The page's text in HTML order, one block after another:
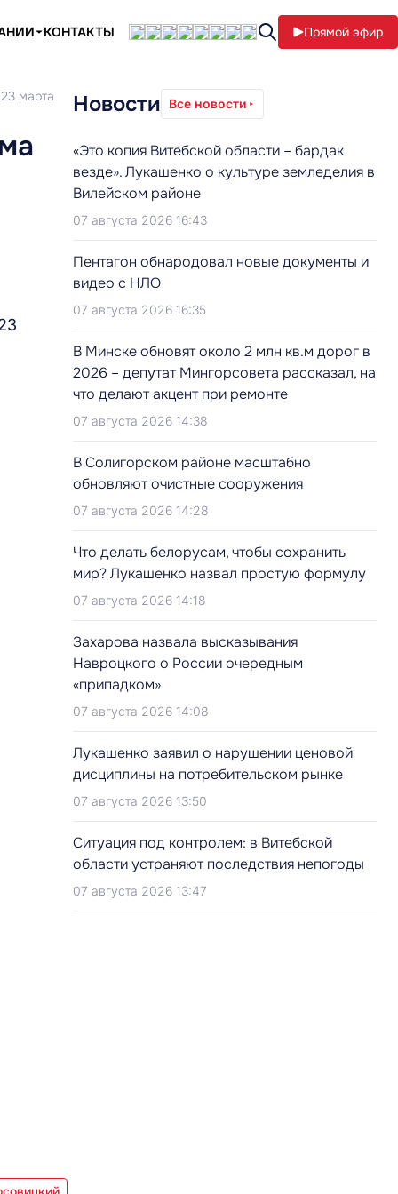
КОНТАКТЫ Прямой эфир
марта Новости Все новости
«Это копия Витебской области – бардак
везде». Лукашенко о культуре земледелия в
Вилейском районе
07 августа 2026 16:43
Пентагон обнародовал новые документы и
видео с НЛО
07 августа 2026 16:35
В Минске обновят около 2 млн кв.м дорог в
2026 – депутат Мингорсовета рассказал, на
что делают акцент при ремонте
07 августа 2026 14:38
В Солигорском районе масштабно
обновляют очистные сооружения
07 августа 2026 14:28
Что делать белорусам, чтобы сохранить
мир? Лукашенко назвал простую формулу
07 августа 2026 14:18
Захарова назвала высказывания
Навроцкого о России очередным
«припадком»
07 августа 2026 14:08
Лукашенко заявил о нарушении ценовой
дисциплины на потребительском рынке
07 августа 2026 13:50
Ситуация под контролем: в Витебской
области устраняют последствия непогоды
07 августа 2026 13:47